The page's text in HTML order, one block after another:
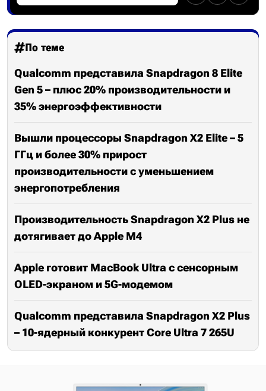
По теме
Qualcomm представила Snapdragon 8 Elite
Gen 5 – плюс 20% производительности и
35% энергоэффективности
Вышли процессоры Snapdragon X2 Elite – 5
ГГц и более 30% прирост
производительности с уменьшением
энергопотребления
Производительность Snapdragon X2 Plus не
дотягивает до Apple M4
Apple готовит MacBook Ultra с сенсорным
OLED-экраном и 5G-модемом
Qualcomm представила Snapdragon X2 Plus
– 10-ядерный конкурент Core Ultra 7 265U